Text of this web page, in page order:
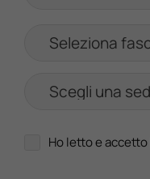
Ho letto e accetto